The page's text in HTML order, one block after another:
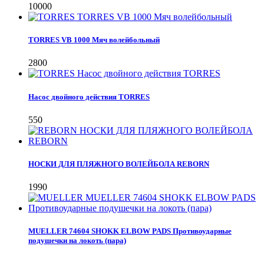
10000
TORRES VB 1000 Мяч волейбольный
2800
Насос двойного действия TORRES
550
НОСКИ ДЛЯ ПЛЯЖНОГО ВОЛЕЙБОЛА REBORN
1990
MUELLER 74604 SHOKK ELBOW PADS Противоударные
подушечки на локоть (пара)